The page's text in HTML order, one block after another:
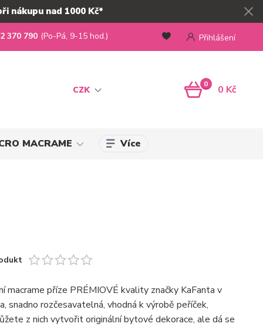
nákupu nad 1000 Kč*
CZK
Přihlášení
370 790 (Po-Pá, 9-15 hod.)
0 0 Kč
MACRAME Více
macrame příze PRÉMIOVÉ kvality značky KaFanta v
snadno rozčesavatelná, vhodná k výrobě peříček,
z nich vytvořit originální bytové dekorace, ale dá se